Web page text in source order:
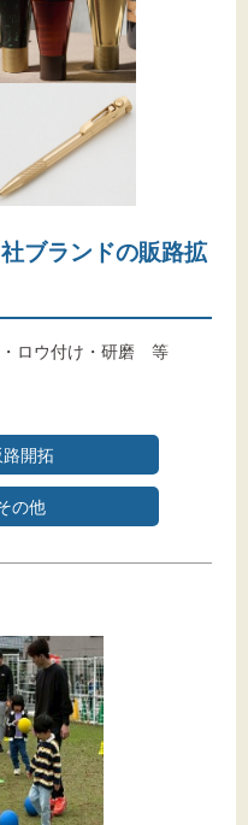
ブランドの販路拡
ロウ付け・研磨 等
路開拓
の他